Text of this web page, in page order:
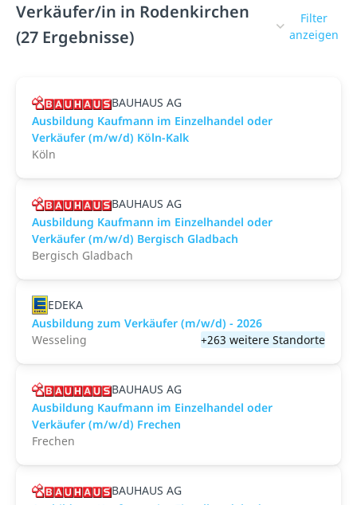
Verkäufer/in in Rodenkirchen
(27 Ergebnisse)
Filter
anzeigen
BAUHAUS AG
Ausbildung Kaufmann im Einzelhandel oder
Verkäufer (m/w/d) Köln-Kalk
Köln
BAUHAUS AG
Ausbildung Kaufmann im Einzelhandel oder
Verkäufer (m/w/d) Bergisch Gladbach
Bergisch Gladbach
EDEKA
Ausbildung zum Verkäufer (m/w/d) - 2026
Wesseling
+263 weitere Standorte
BAUHAUS AG
Ausbildung Kaufmann im Einzelhandel oder
Verkäufer (m/w/d) Frechen
Frechen
BAUHAUS AG